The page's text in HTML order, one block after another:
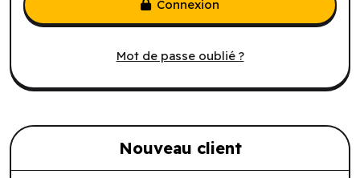
Mot de passe oublié ?
Connexion
Nouveau client